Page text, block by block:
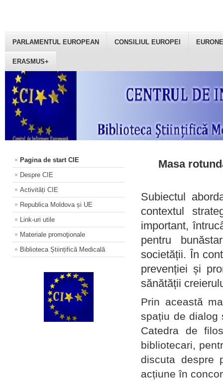
PARLAMENTUL EUROPEAN CONSILIUL EUROPEI
ERASMUS+
Pagina de start CIE
Despre CIE
Activități CIE
Republica Moldova și UE
Link-uri utile
Materiale promoţionale
Biblioteca Științifică Medicală
Masa
Subiectul
contextul
important,
pentru
societății. În
prevenției și
sănătății
Prin această
spațiu de dialog
Catedra de
bibliotecari,
discuta despre
acțiune în